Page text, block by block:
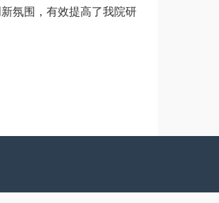
氛围，有效提高了我院研